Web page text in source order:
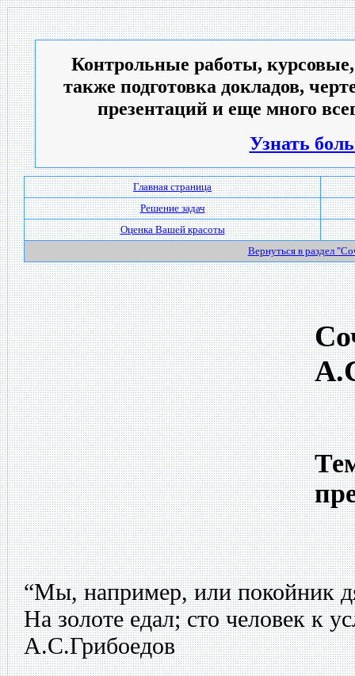
Контрольные работы,
также подготовка докладов,
презентаций и еще много
Узнать
Главная страница
Решение задач
Оценка Вашей красоты
Вернуться в раздел
“Мы, например, или покойник
На золоте едал; сто человек к
А.С.Грибоедов